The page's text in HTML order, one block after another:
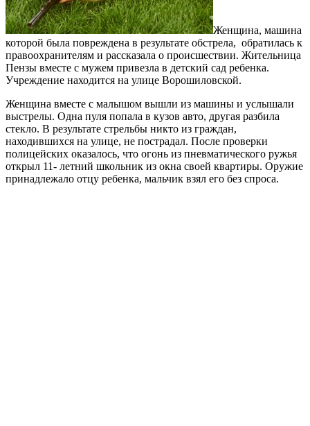
Женщина, машина
которой была повреждена в результате обстрела, обратилась к
правоохранителям и рассказала о происшествии. Жительница
Пензы вместе с мужем привезла в детский сад ребенка.
Учреждение находится на улице Ворошиловской.
Женщина вместе с малышом вышли из машины и услышали
выстрелы. Одна пуля попала в кузов авто, другая разбила
стекло. В результате стрельбы никто из граждан,
находившихся на улице, не пострадал. После проверки
полицейских оказалось, что огонь из пневматического ружья
открыл 11- летний школьник из окна своей квартиры. Оружие
принадлежало отцу ребенка, мальчик взял его без спроса.